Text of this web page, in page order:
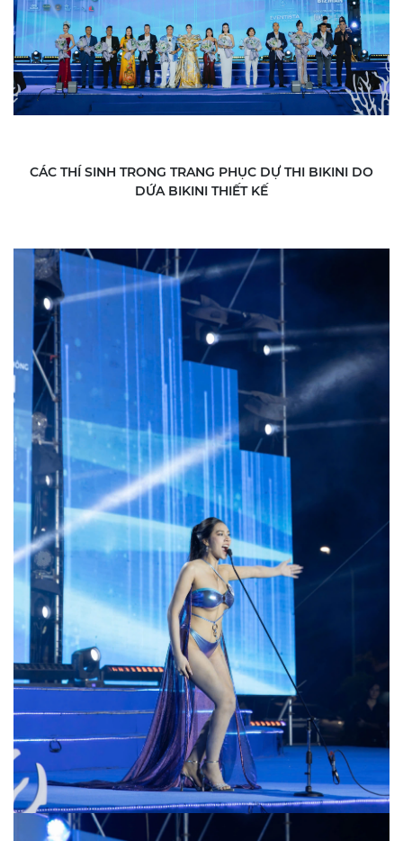
CÁC THÍ SINH TRONG TRANG PHỤC DỰ THI BIKINI DO
DỨA BIKINI THIẾT KẾ